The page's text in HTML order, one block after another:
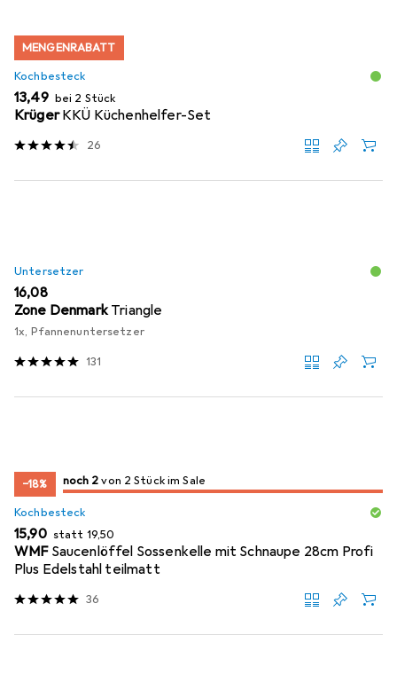
MENGENRABATT
Kochbesteck
EUR
13,49 bei 2 Stück
Krüger KKÜ Küchenhelfer-Set
26
Untersetzer
EUR
16,08
Zone Denmark Triangle
1x, Pfannenuntersetzer
131
−18% 2/ 2
2/ 2 im Sale
noch 2 von 2 Stück im Sale
Kochbesteck
EUR
15,90 statt EUR
19,50
WMF Saucenlöffel Sossenkelle mit Schnaupe 28cm Profi
Plus Edelstahl teilmatt
36